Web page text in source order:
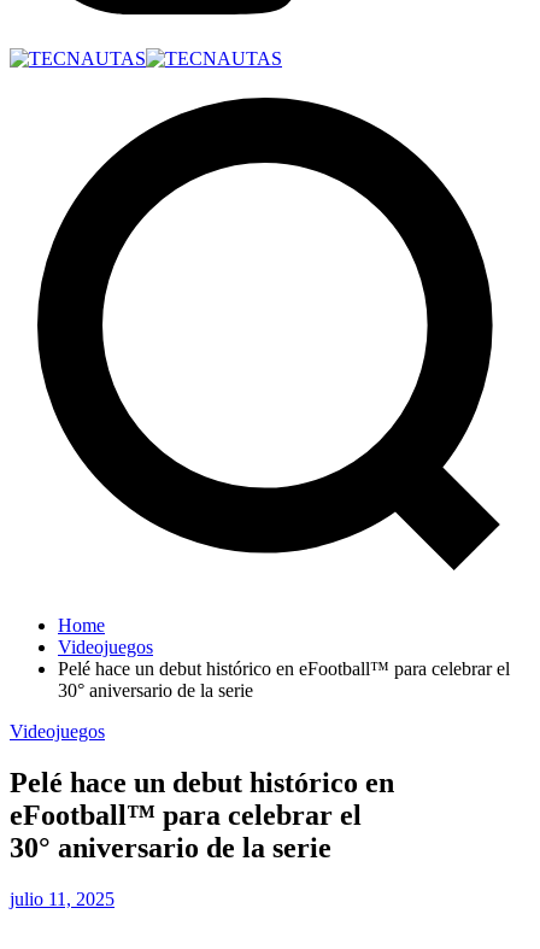
Home
Videojuegos
Pelé hace un debut histórico en eFootball™ para celebrar el
30° aniversario de la serie
Videojuegos
Pelé hace un debut histórico en
eFootball™ para celebrar el
30° aniversario de la serie
julio 11, 2025